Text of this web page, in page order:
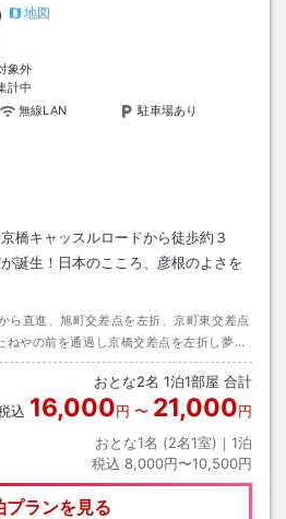
地図
象外
計中
無線LAN
駐車場あり
橋キャッスルロードから徒歩約３
誕生！日本のこころ、彦根のよさを
ら直進、旭町交差点を左折、京町東交差点
ねやの前を通過し京橋交差点を左折し夢京
りやとあゆの店きむらの間を右折し直進す
おとな2名 1泊1部屋 合計
込 16,000円 〜 21,000円
おとな1名 (2名1室)｜ 1泊
税込 8,000円〜10,500円
プランを見る